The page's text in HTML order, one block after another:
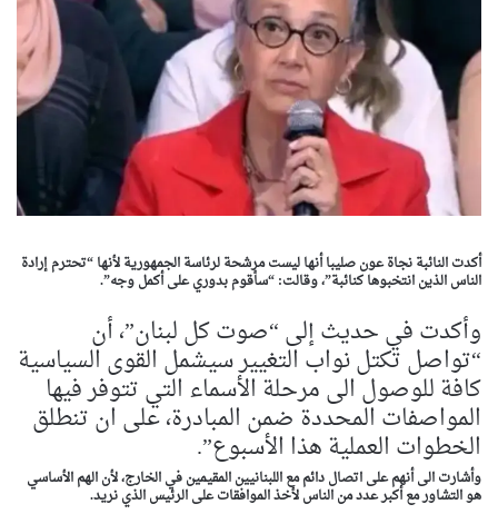
أكدت النائبة نجاة عون صليبا أنها ليست مرشحة لرئاسة الجمهورية لأنها “تحترم إرادة
الناس الذين انتخبوها كنائبة”، وقالت: “سأقوم بدوري على أكمل وجه”.
وأكدت في حديث إلى “صوت كل لبنان”، أن
“تواصل تكتل نواب التغيير سيشمل القوى السياسية
كافة للوصول الى مرحلة الأسماء التي تتوفر فيها
المواصفات المحددة ضمن المبادرة، على ان تنطلق
الخطوات العملية هذا الأسبوع”.
وأشارت الى أنهم على اتصال دائم مع اللبنانيين المقيمين في الخارج، لأن الهم الأساسي
هو التشاور مع أكبر عدد من الناس لأخذ الموافقات على الرئيس الذي نريد.